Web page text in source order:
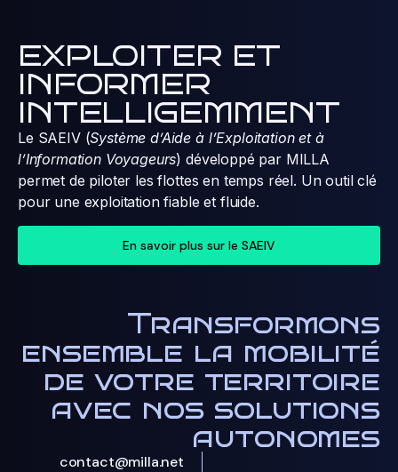
EXPLOITER ET
INFORMER
INTELLIGEMMENT
Le SAEIV (Système d’Aide à l’Exploitation et à
l’Information Voyageurs) développé par MILLA
permet de piloter les flottes en temps réel. Un outil clé
pour une exploitation fiable et fluide.
En savoir plus sur le SAEIV
Transformons
ensemble la mobilité
de votre territoire
avec nos solutions
autonomes
contact@milla.net